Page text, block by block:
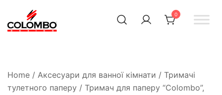
0
Home / Аксесуари для ванної кімнати / Тримачі
тулетного паперу / Тримач для паперу “Colombo”,